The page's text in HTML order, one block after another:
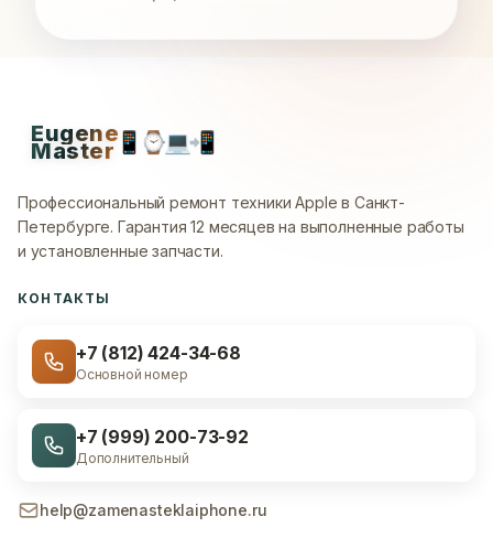
Eugene
Master📱 ⌚💻📲
Профессиональный ремонт техники Apple в Санкт-
Петербурге. Гарантия 12 месяцев на выполненные работы
и установленные запчасти.
КОНТАКТЫ
+7 (812) 424-34-68
Основной номер
+7 (999) 200-73-92
Дополнительный
help@zamenasteklaiphone.ru